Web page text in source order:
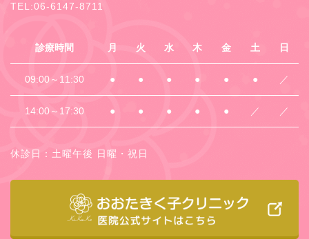
TEL:06-6147-8711
診療時間 月 火 水 木 金 土 日
09:00～11:30 ● ● ● ● ● ● ／
14:00～17:30 ● ● ● ● ● ／ ／
休診日：土曜午後 日曜・祝日